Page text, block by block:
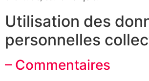
Utilisation des
personnelles
– Commentaires